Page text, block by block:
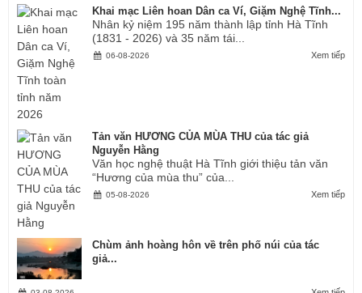
Khai mạc Liên hoan Dân ca Ví, Giặm Nghệ Tĩnh...
Nhân kỷ niệm 195 năm thành lập tỉnh Hà Tĩnh
(1831 - 2026) và 35 năm tái...
Xem tiếp
06-08-2026
Tản văn HƯƠNG CỦA MÙA THU của tác giả
Nguyễn Hằng
Văn học nghệ thuật Hà Tĩnh giới thiệu tản văn
“Hương của mùa thu” của...
Xem tiếp
05-08-2026
Chùm ảnh hoàng hôn về trên phố núi của tác
giả...